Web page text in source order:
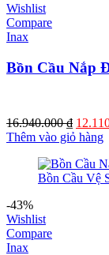
Wishlist
Compare
Inax
Bồn Cầu Nắp
16.940.000₫ Giá
gốc
Thêm vào giỏ hàng
-43%
Wishlist
Compare
Inax